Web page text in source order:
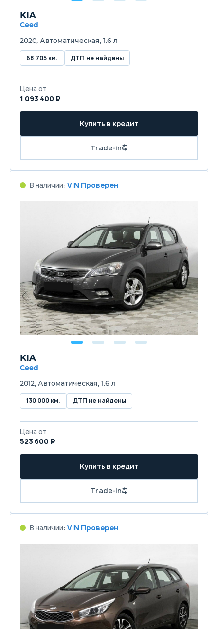
KIA
Ceed
2020, Автоматическая, 1.6 л
68 705 км. ДТП не найдены
Цена от
1 093 400 ₽
Купить в кредит
Trade-in
В наличии: VIN Проверен
KIA
Ceed
2012, Автоматическая, 1.6 л
130 000 км. ДТП не найдены
Цена от
523 600 ₽
Купить в кредит
Trade-in
В наличии: VIN Проверен